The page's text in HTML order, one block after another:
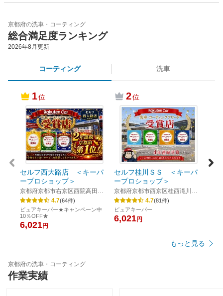
京都府の洗車・コーティング
総合満足度ランキング
2026年8月更新
コーティング 洗車
1位
セルフ西大路店 ＜キーパ
ープロショップ＞
京都府京都市右京区西院高田町
２７
4.7(64件)
ピュアキーパー★キャンペーン中
10％OFF★
6,021円
2位
セルフ桂川ＳＳ ＜キーパ
ープロショップ＞
京都府京都市西京区桂西滝川町
６１番地
4.7(81件)
ピュアキーパー
6,021円
もっと見る
京都府の洗車・コーティング
作業実績